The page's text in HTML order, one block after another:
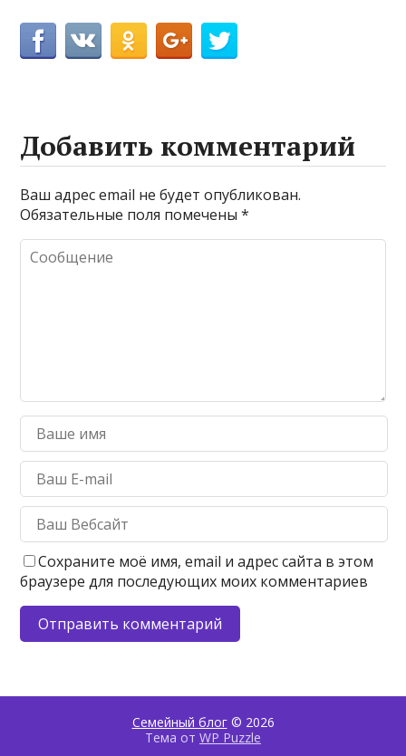
Добавить комментарий
Ваш адрес email не будет опубликован.
Обязательные поля помечены*
Сохраните моё имя, email и адрес сайта в этом
браузере для последующих моих комментариев
Семейный блог© 2026
Тема от WP Puzzle